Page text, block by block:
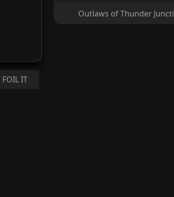
FOIL IT
Outlaws of Thunder